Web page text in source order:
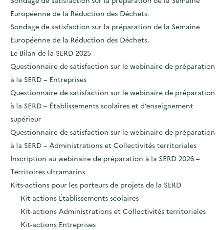
Européenne de la Réduction des Déchets.
Sondage de satisfaction sur la préparation de la Semaine
Européenne de la Réduction des Déchets.
Le Bilan de la SERD 2025
Questionnaire de satisfaction sur le webinaire de préparation
à la SERD – Entreprises
Questionnaire de satisfaction sur le webinaire de préparation
à la SERD – Établissements scolaires et d’enseignement
supérieur
Questionnaire de satisfaction sur le webinaire de préparation
à la SERD – Administrations et Collectivités territoriales
Inscription au webinaire de préparation à la SERD 2026 –
Territoires ultramarins
Kits-actions pour les porteurs de projets de la SERD
Kit-actions Établissements scolaires
Kit-actions Administrations et Collectivités territoriales
Kit-actions Entreprises